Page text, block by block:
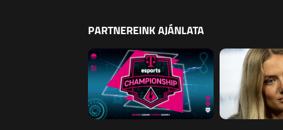
PARTNEREINK AJÁNLATA